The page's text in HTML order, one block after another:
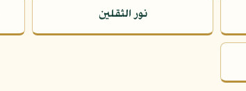
نور الثقلين